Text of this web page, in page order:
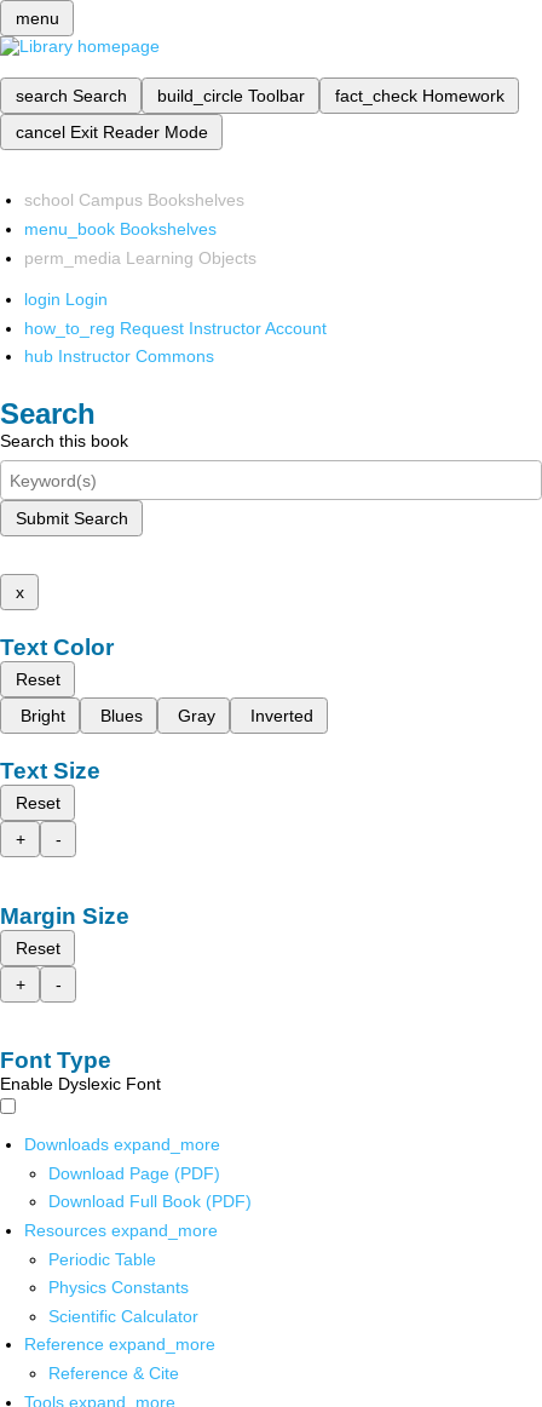
menu
search Search build_circle Toolbar fact_check Homework
cancel Exit Reader Mode
school Campus Bookshelves
menu_book Bookshelves
perm_media Learning Objects
login Login
how_to_reg Request Instructor Account
hub Instructor Commons
Search
Search this book
Submit Search
x
Text Color
Reset
Bright
Blues Gray Inverted
Text Size
Reset
+
-
Margin Size
Reset
+
-
Font Type
Enable Dyslexic Font
Downloads expand_more
Download Page (PDF)
Download Full Book (PDF)
Resources expand_more
Periodic Table
Physics Constants
Scientific Calculator
Reference expand_more
Reference & Cite
Tools expand_more